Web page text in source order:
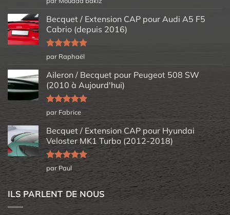
5
Becquet / Extension CAP pour Audi A5 F5
Cabrio (depuis 2016)
Note5sur
5
par Raphaël
Aileron / Becquet pour Peugeot 508 SW
(2010 à Aujourd'hui)
Note5sur
5
par Fabrice
Becquet / Extension CAP pour Hyundai
Veloster MK1 Turbo (2012-2018)
Note5sur
5
par Paul
ILS PARLENT DE NOUS